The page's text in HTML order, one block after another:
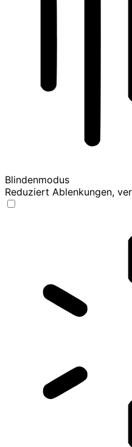
Blindenmodus
Reduziert Ablenkungen,